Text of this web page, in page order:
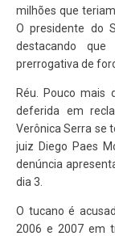
milhões que
O presidente do
destacando
prerrogativa de
Réu. Pouco mais
deferida em
Verônica Serra se
juiz Diego Paes
denúncia
dia 3.
O tucano é
2006 e 2007 em